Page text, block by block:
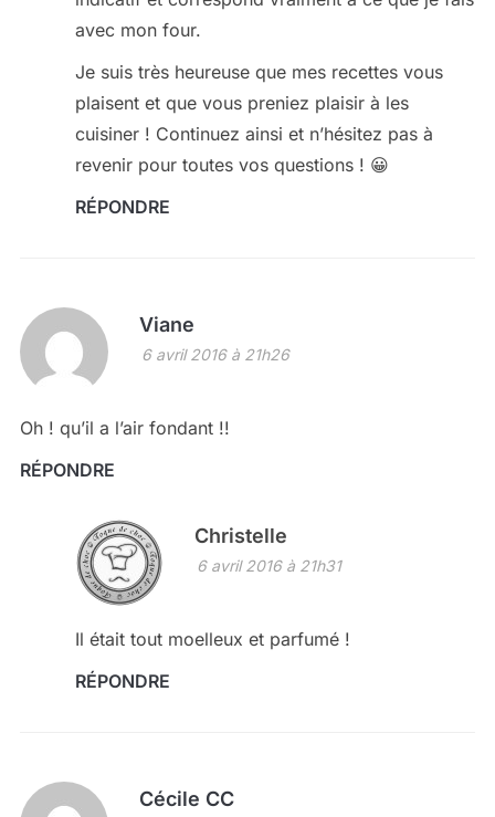
avec mon four.
Je suis très heureuse que mes recettes vous
plaisent et que vous preniez plaisir à les
cuisiner ! Continuez ainsi et n’hésitez pas à
revenir pour toutes vos questions ! 😀
RÉPONDRE
Viane
6 avril 2016 à 21h26
Oh ! qu’il a l’air fondant !!
RÉPONDRE
Christelle
6 avril 2016 à 21h31
Il était tout moelleux et parfumé !
RÉPONDRE
Cécile CC